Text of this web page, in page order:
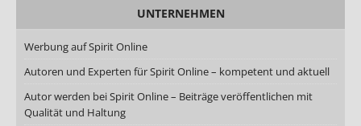
UNTERNEHMEN
Werbung auf Spirit Online
Autoren und Experten für Spirit Online – kompetent und aktuell
Autor werden bei Spirit Online – Beiträge veröffentlichen mit
Qualität und Haltung